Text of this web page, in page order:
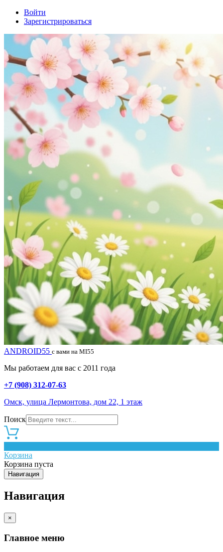
Войти
Зарегистрироваться
ANDROID55 с вами на MI55
Мы работаем для вас с 2011 года
+7 (908) 312-07-63
Омск, улица Лермонтова, дом 22, 1 этаж
Поиск
Корзина
Корзина пуста
Навигация
Навигация
×
Главное меню